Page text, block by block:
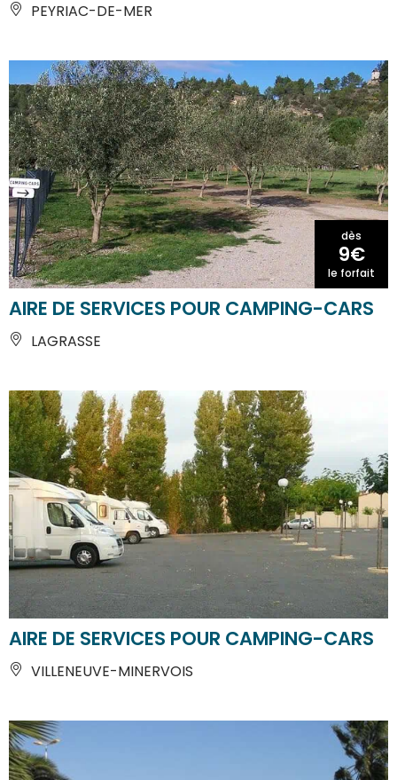
PEYRIAC-DE-MER
dès
9€
le forfait
AIRE DE SERVICES POUR CAMPING-CARS
LAGRASSE
AIRE DE SERVICES POUR CAMPING-CARS
VILLENEUVE-MINERVOIS